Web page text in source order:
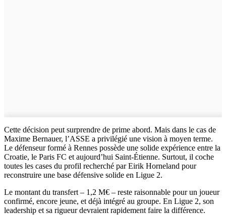
Cette décision peut surprendre de prime abord. Mais dans le cas de
Maxime Bernauer, l’ASSE a privilégié une vision à moyen terme.
Le défenseur formé à Rennes possède une solide expérience entre la
Croatie, le Paris FC et aujourd’hui Saint-Étienne. Surtout, il coche
toutes les cases du profil recherché par Eirik Horneland pour
reconstruire une base défensive solide en Ligue 2.
Le montant du transfert – 1,2 M€ – reste raisonnable pour un joueur
confirmé, encore jeune, et déjà intégré au groupe. En Ligue 2, son
leadership et sa rigueur devraient rapidement faire la différence.